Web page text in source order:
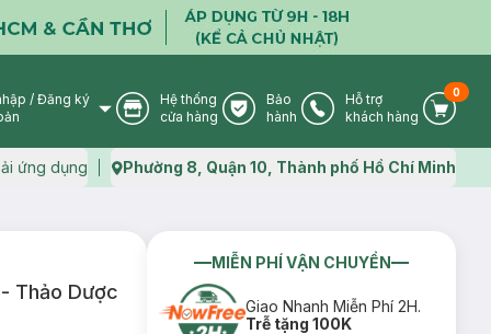
User Icon
/ Đăng ký
Store Icon
Hệ thống
cửa hàng
Warranty Icon
Bảo
hành
Phone Icon
Hỗ trợ
khách hàng
Cart
0
ứng dụng Map icon
Phường 8, Quận 10, Thành phố Hồ Chí Minh
Thảo Dược
MIỄN PHÍ VẬN CHUYỂN
Giao Nhanh Miễn Phí 2H.
Trễ tặng 100K